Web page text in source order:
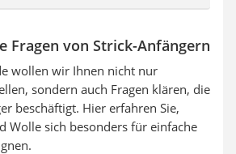
Fragen von Strick-Anfängern
wollen wir Ihnen nicht nur
sondern auch Fragen klären, die
beschäftigt. Hier erfahren Sie,
Wolle sich besonders für einfache